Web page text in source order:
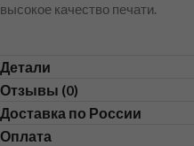
высокое качество печати.
Детали
Отзывы (0)
Доставка по России
Оплата